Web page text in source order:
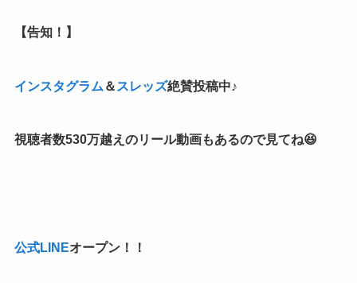
【告知！】
インスタグラム ＆ スレッズ絶賛投稿中♪
視聴者数530万越えのリール動画もあるので見てね😆
公式LINEオープン！！